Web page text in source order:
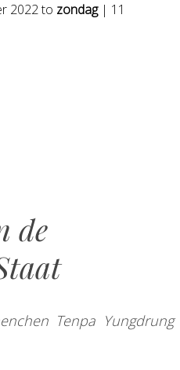
2022 to zondag| 11
de
Tenpa Yungdrung